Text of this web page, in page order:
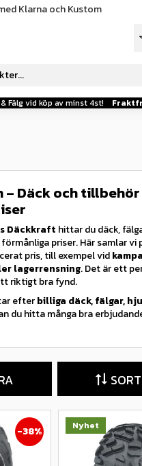
Fälg vid köp av minst 4st!
Klarna och Kustom
– Däck och
Däckkraft hittar du däck,
priser. Här samlar vi
pris, till exempel vid
lagerrensning. Det är ett
riktigt bra fynd.
efterbilliga däck, fälgar,
du hitta många bra
38% Nyhet